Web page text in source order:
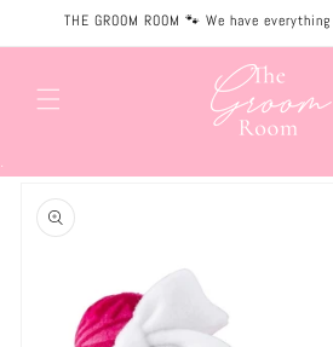
naar de
content
THE GROOM ROOM 🐾 We have
.